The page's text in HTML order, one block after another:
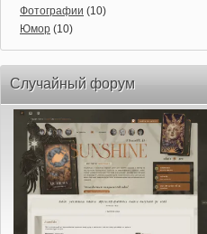
Фотографии (10)
Юмор (10)
Случайный форум